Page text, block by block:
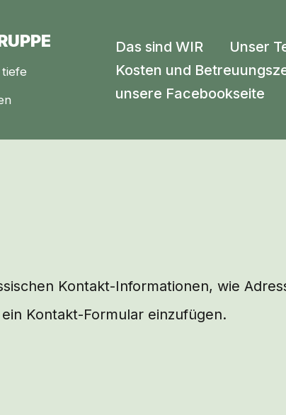
Das sind WIR Unser
Kosten und
unsere Facebookseite
Kontakt-Informationen, wie
Kontakt-Formular einzufügen.